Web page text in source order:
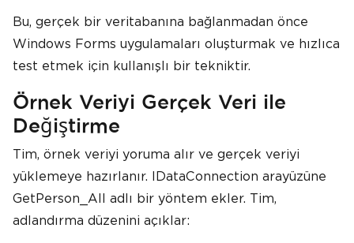
Bu, gerçek bir veritabanına bağlanmadan önce
Windows Forms uygulamaları oluşturmak ve hızlıca
test etmek için kullanışlı bir tekniktir.
Örnek Veriyi Gerçek Veri ile
Değiştirme
Tim, örnek veriyi yoruma alır ve gerçek veriyi
yüklemeye hazırlanır. IDataConnection arayüzüne
GetPerson_All adlı bir yöntem ekler. Tim,
adlandırma düzenini açıklar: